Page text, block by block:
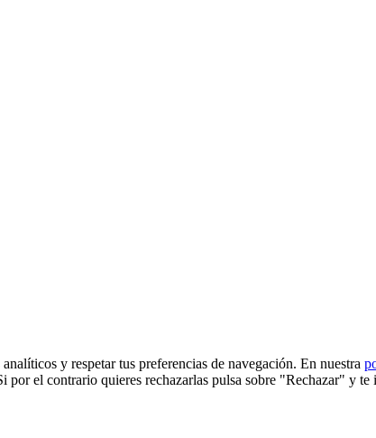
y respetar tus preferencias de navegación. En nuestra
el contrario quieres rechazarlas pulsa sobre "Rechazar" y te